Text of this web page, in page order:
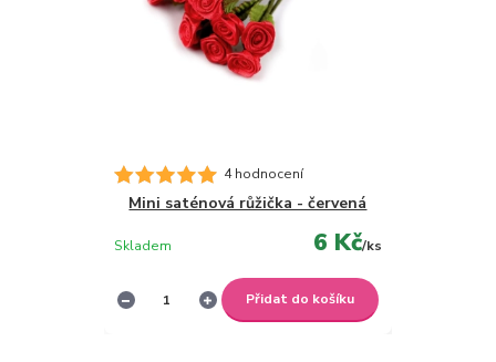
4 hodnocení
Mini saténová růžička - červená
6 Kč/ks
Skladem
Přidat do košíku